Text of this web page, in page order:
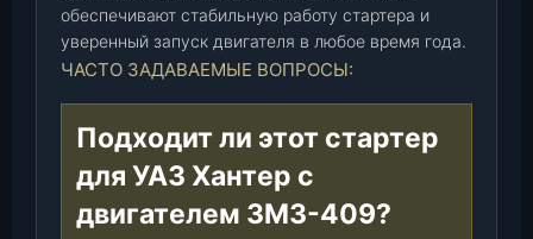
обеспечивают стабильную работу стартера и
уверенный запуск двигателя в любое время года.
ЧАСТО ЗАДАВАЕМЫЕ ВОПРОСЫ:
Подходит ли этот стартер
для УАЗ Хантер с
двигателем ЗМЗ-409?